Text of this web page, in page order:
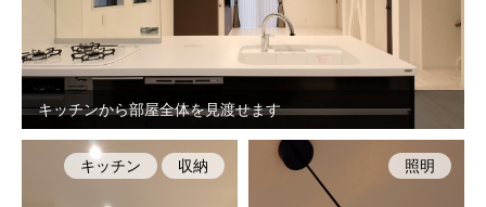
キッチンから部屋全体を見渡せます
キッチン 収納 照明